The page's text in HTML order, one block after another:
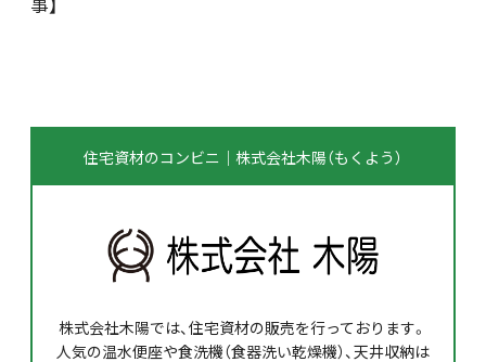
住宅資材のコンビニ｜株式会社木陽（もくよう）
株式会社木陽では、住宅資材の販売を行っております。
人気の温水便座や食洗機（食器洗い乾燥機）、天井収納は